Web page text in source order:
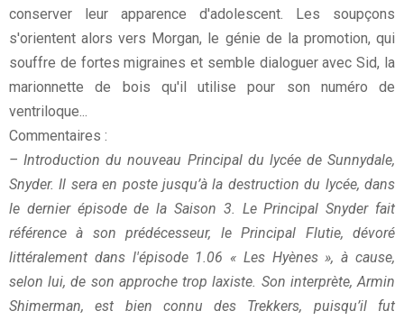
conserver leur apparence d'adolescent. Les soupçons
s'orientent alors vers Morgan, le génie de la promotion, qui
souffre de fortes migraines et semble dialoguer avec Sid, la
marionnette de bois qu'il utilise pour son numéro de
ventriloque...
Commentaires :
– Introduction du nouveau Principal du lycée de Sunnydale,
Snyder. Il sera en poste jusqu’à la destruction du lycée, dans
le dernier épisode de la Saison 3. Le Principal Snyder fait
référence à son prédécesseur, le Principal Flutie, dévoré
littéralement dans l'épisode 1.06 « Les Hyènes », à cause,
selon lui, de son approche trop laxiste. Son interprète, Armin
Shimerman, est bien connu des Trekkers, puisqu’il fut